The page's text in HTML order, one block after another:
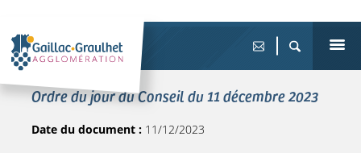
Ordre du jour du Conseil du 11 décembre 2023
Date du document : 11/12/2023